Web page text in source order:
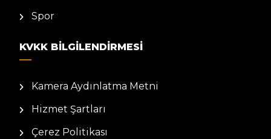
Spor
KVKK BILGILENDIRMESI
Kamera Aydınlatma Metni
Hizmet Şartları
Çerez Politikası